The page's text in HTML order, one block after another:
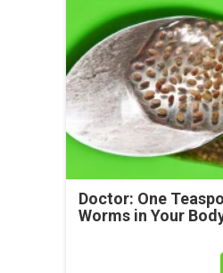
Doctor: One
Worms in Your